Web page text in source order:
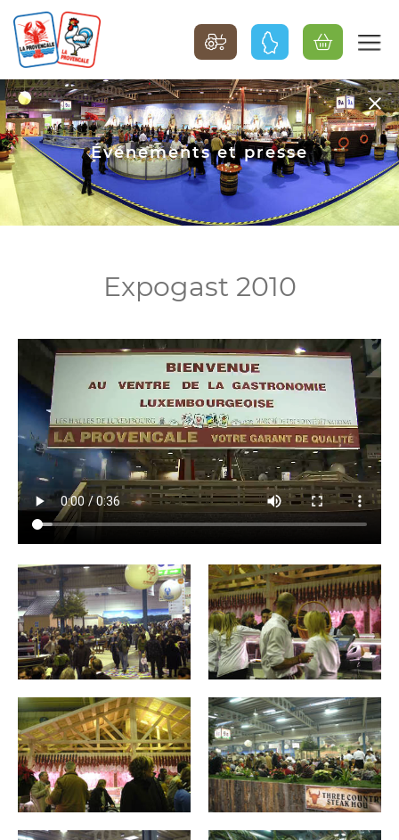
Événements et presse
Expogast 2010